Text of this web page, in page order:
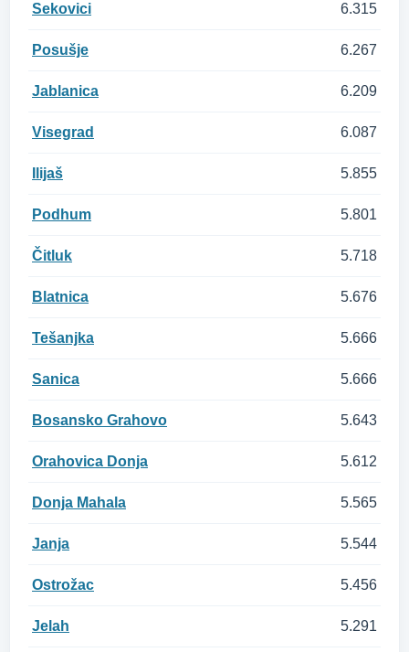
Sekovici 6.315
Posušje 6.267
Jablanica 6.209
Visegrad 6.087
Ilijaš 5.855
Podhum 5.801
Čitluk 5.718
Blatnica 5.676
Tešanjka 5.666
Sanica 5.666
Bosansko Grahovo 5.643
Orahovica Donja 5.612
Donja Mahala 5.565
Janja 5.544
Ostrožac 5.456
Jelah 5.291